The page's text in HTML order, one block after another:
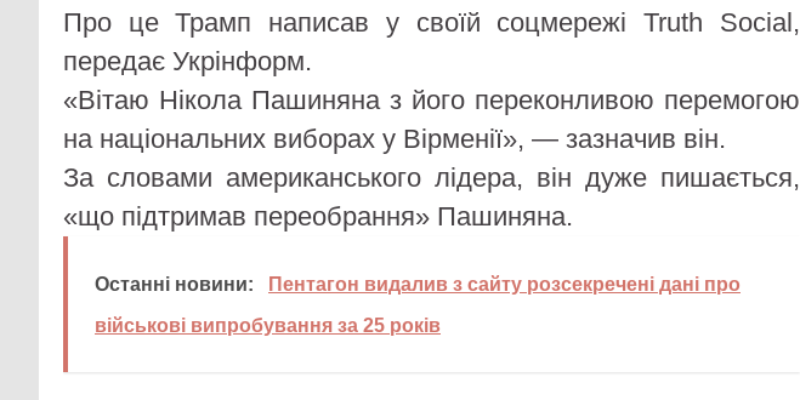
Про це Трамп написав у своїй соцмережі Truth Social,
передає Укрінформ.
«Вітаю Нікола Пашиняна з його переконливою перемогою
на національних виборах у Вірменії», — зазначив він.
За словами американського лідера, він дуже пишається,
«що підтримав переобрання» Пашиняна.
Останні новини:
Пентагон видалив з сайту розсекречені дані про
військові випробування за 25 років